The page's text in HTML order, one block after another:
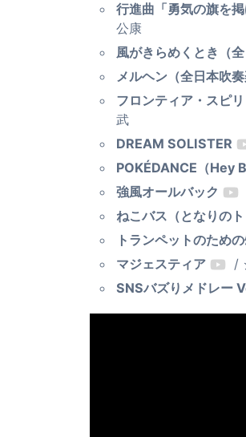
行進曲「勇気の旗を
公康
風がきらめくとき（
メルヘン（全日本吹
フロンティア・スピ
武
DREAM SOLISTER
POKÉDANCE（Hey
強風オールバック
ねこバス（となりのト
トランペットのため
マジェスティア
/
SNSバズりメドレー